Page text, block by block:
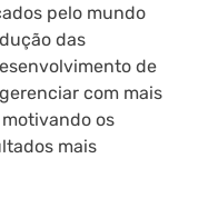
pelo mundo
das
de
com mais
os
mais